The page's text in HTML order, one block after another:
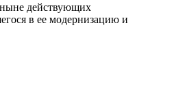
ныне действующих
в ее модернизацию и